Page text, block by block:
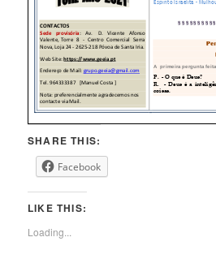
SHARE THIS:
Facebook
LIKE THIS:
Loading...